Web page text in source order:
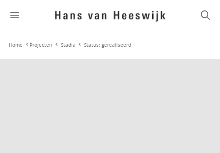
Home Projecten Stadia Status: gerealiseerd